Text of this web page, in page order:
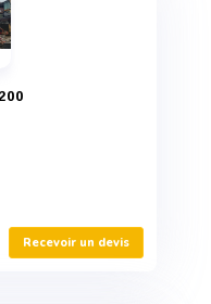
Recevoir un devis